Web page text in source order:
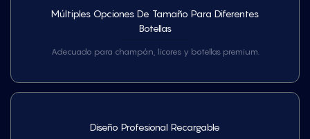
Múltiples Opciones De Tamaño Para Diferentes
Botellas
Adecuado para champán, licores y botellas premium.
Diseño Profesional Recargable